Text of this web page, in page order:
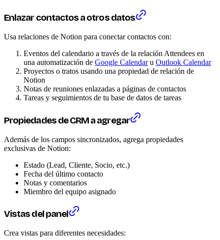
Enlazar contactos a otros datos
Usa relaciones de Notion para conectar contactos con:
Eventos del calendario a través de la relación Attendees en
una automatización de Google Calendaru Outlook Calendar
Proyectos o tratos usando una propiedad de relación de
Notion
Notas de reuniones enlazadas a páginas de contactos
Tareas y seguimientos de tu base de datos de tareas
Propiedades de CRM a agregar
Además de los campos sincronizados, agrega propiedades
exclusivas de Notion:
Estado (Lead, Cliente, Socio, etc.)
Fecha del último contacto
Notas y comentarios
Miembro del equipo asignado
Vistas del panel
Crea vistas para diferentes necesidades: